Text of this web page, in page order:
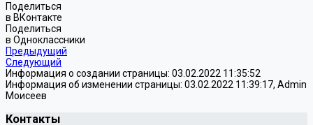
Поделиться
в ВКонтакте
Поделиться
в Одноклассники
Предыдущий
Следующий
Информация о создании страницы: 03.02.2022 11:35:52
Информация об изменении страницы: 03.02.2022 11:39:17, Admin
Моисеев
Контакты